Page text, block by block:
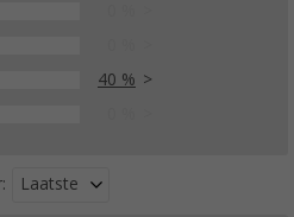
40 %
Laatste